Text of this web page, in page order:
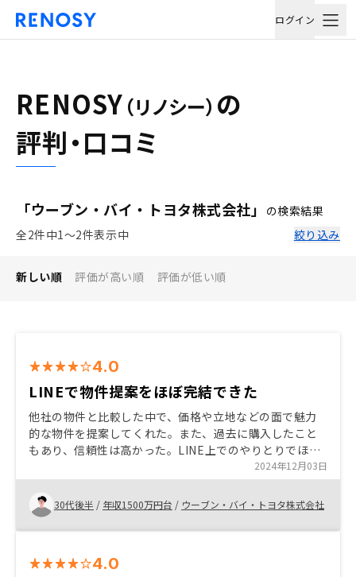
ログイン
RENOSY （リノシー） の
評判・口コミ
「ウーブン・バイ・トヨタ株式会社」
の検索結果
全2件中1〜2件表示中
絞り込み
新しい順 評価が高い順 評価が低い順
4.0
LINEで物件提案をほぼ完結できた
他社の物件と比較した中で、価格や立地などの面で魅力
的な物件を提案してくれた。また、過去に購入したこと
もあり、信頼性は高かった。LINE上でのやりとりでほと
んどのコミュニケーションが完結したのは助かった。
2024年12月03日
30代後半 / 年収1500万円台 / ウーブン・バイ・トヨタ株式会社
4.0